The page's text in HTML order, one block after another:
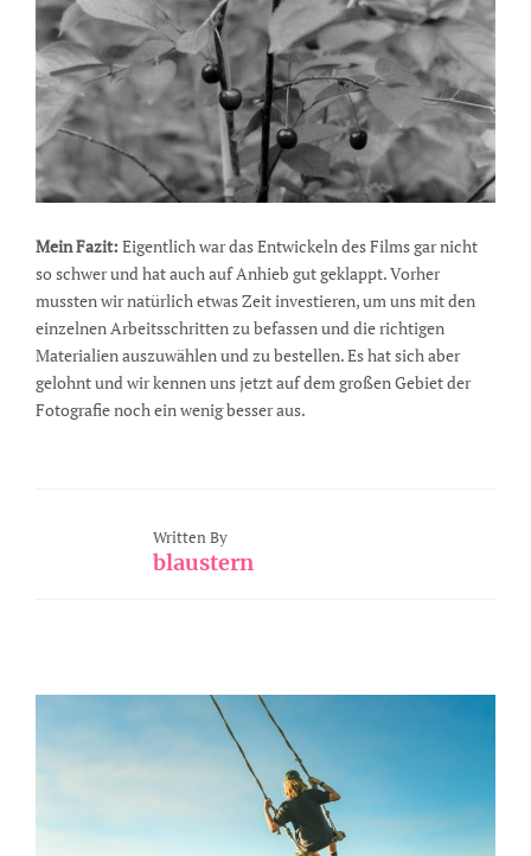
Mein Fazit: Eigentlich war das Entwickeln des Films gar nicht
so schwer und hat auch auf Anhieb gut geklappt. Vorher
mussten wir natürlich etwas Zeit investieren, um uns mit den
einzelnen Arbeitsschritten zu befassen und die richtigen
Materialien auszuwählen und zu bestellen. Es hat sich aber
gelohnt und wir kennen uns jetzt auf dem großen Gebiet der
Fotografie noch ein wenig besser aus.
Written By
blaustern